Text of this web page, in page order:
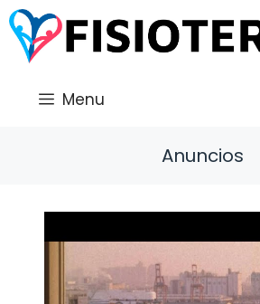
Saltar
al
contenido
Menu
Anuncios